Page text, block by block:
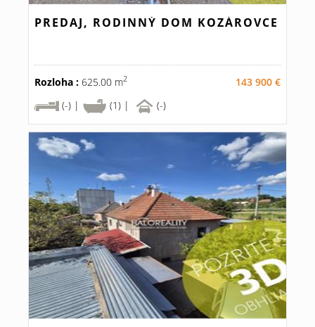
PREDAJ, RODINNÝ DOM KOZÁROVCE
Rozloha : 625.00 m2
143 900 €
(-) |
(1) | (-)